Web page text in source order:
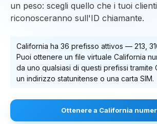
un peso: scegli quello che i tuoi clienti
riconosceranno sull'ID chiamante.
California ha 36 prefisso attivos — 213,
Puoi ottenere un file virtuale California
da uno qualsiasi di questi prefissi tramite
un indirizzo statunitense o una carta SIM.
Ottenerea California